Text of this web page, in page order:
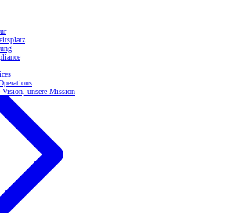
Vision, unsere Mission